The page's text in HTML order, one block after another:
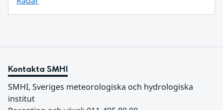
Kontakta SMHI
SMHI, Sveriges meteorologiska och hydrologiska
institut